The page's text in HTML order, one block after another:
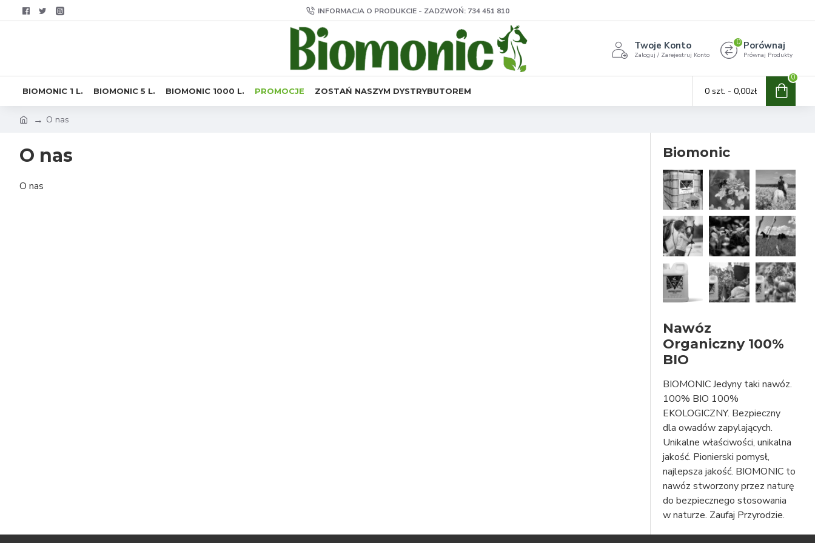
INFORMACJA O PRODUKCIE - ZADZWOŃ: 734 451 810
Twoje Konto
Zaloguj / Zarejestruj Konto
Porównaj
Prównaj Produkty
0
BIOMONIC 1 L. BIOMONIC 5 L. BIOMONIC 1000 L. PROMOCJE ZOSTAŃ NASZYM DYSTRYBUTOREM 0 szt. - 0,00zł
0
O nas
O nas
O nas
Biomonic
Nawóz
Organiczny 100%
BIO
BIOMONIC Jedyny taki nawóz.
100% BIO 100%
EKOLOGICZNY. Bezpieczny
dla owadów zapylających.
Unikalne właściwości, unikalna
jakość. Pionierski pomysł,
najlepsza jakość. BIOMONIC to
nawóz stworzony przez naturę
do bezpiecznego stosowania
w naturze. Zaufaj Przyrodzie.